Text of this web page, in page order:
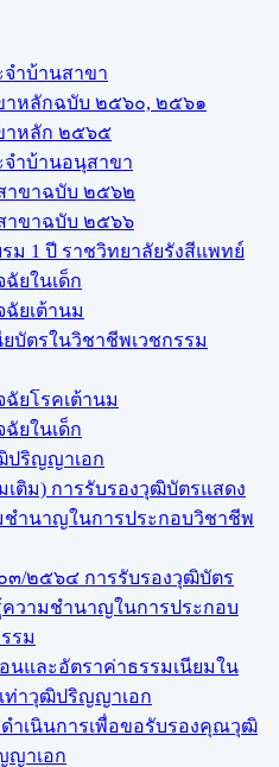
ำบ้านสาขา
าหลักฉบับ ๒๕๖๐, ๒๕๖๑
าหลัก ๒๕๖๕
ำบ้านอนุสาขา
าขาฉบับ ๒๕๖๒
าขาฉบับ ๒๕๖๖
ม 1 ปี ราชวิทยาลัยรังสีแพทย์
ยในเด็ก
ยเต้านม
บัตรในวิชาชีพเวชกรรม
ยโรคเต้านม
ยในเด็ก
ปริญญา​เอก
เติม) การรับรองวุฒิบัตรแสดง
ชำนาญในการประกอบวิชาชีพ
๓/๒๕๖๔ การรับรองวุฒิบัตร
วามชำนาญในการประกอบ
รม
นและอัตราค่าธรรมเนียมใน
ท่าวุฒิปริญญาเอก
ำเนินการเพื่อขอรับรองคุณวุฒิ
ญาเอก